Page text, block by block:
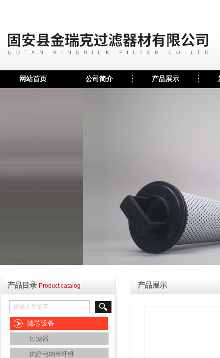
网站首页 公司简介 产品展示
产品目录 Product catalog
滤芯设备
过滤器
抗静电纳米纤维
产品展示